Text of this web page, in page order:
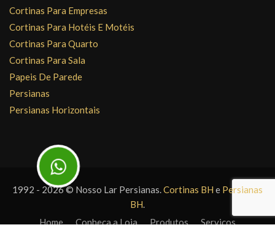
Cortinas Para Empresas
Cortinas Para Hotéis E Motéis
Cortinas Para Quarto
Cortinas Para Sala
Papeis De Parede
Persianas
Persianas Horizontais
1992 - 2026 © Nosso Lar Persianas.Cortinas BH e Persianas
BH.
Home
Conheça a Loja Produtos
Serviços